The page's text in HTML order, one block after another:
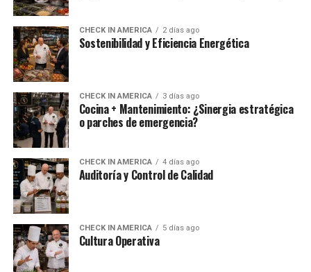
CHECK IN AMERICA 2 días ago
Sostenibilidad y Eficiencia Energética
CHECK IN AMERICA 3 días ago
Cocina + Mantenimiento: ¿Sinergia estratégica
o parches de emergencia?
CHECK IN AMERICA 4 días ago
Auditoría y Control de Calidad
CHECK IN AMERICA 5 días ago
Cultura Operativa